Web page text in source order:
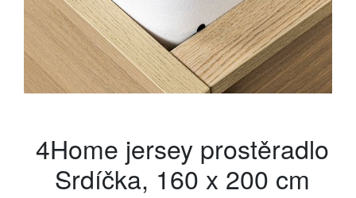
4Home jersey prostěradlo
Srdíčka, 160 x 200 cm